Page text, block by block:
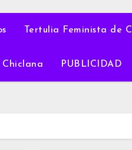
Tertulia Feminista de
PUBLICIDAD